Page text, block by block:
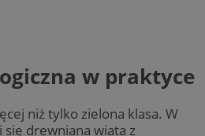
w praktyce
niż tylko zielona klasa. W
drewniana wiata z